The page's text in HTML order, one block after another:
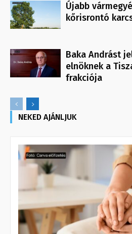
Újabb
kőrisrontó
Baka Andrást
elnöknek a
frakciója
NEKED AJÁNLJUK